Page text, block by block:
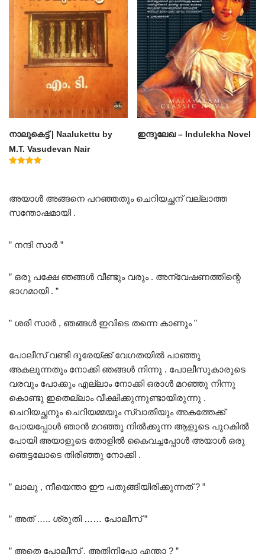
നാലുകെട്ട് | Naalukettu by
M.T. Vasudevan Nair
ഇന്ദുലേഖ – Indulekha Novel
അയാൾ അങ്ങനെ പറഞ്ഞതും ചെറിയച്ഛന് വല്ലാത്ത
സന്തോഷമായി .
” നന്ദി സാർ ”
” ഒരു പക്ഷേ ഞങ്ങൾ വീണ്ടും വരും . അന്വേഷണത്തിന്റെ
ഭാഗമായി . ”
” ശരി സാർ , ഞങ്ങൾ ഇവിടെ തന്നെ കാണും ”
പോലീസ് വണ്ടി ദൂരേയ്ക്ക് വേഗതയിൽ പാഞ്ഞു
അകലുന്നതും നോക്കി ഞങ്ങൾ നിന്നു . പോലീസുകാരുടെ
വരവും പോക്കും എല്ലാം നോക്കി ഒരാൾ മറഞ്ഞു നിന്നു
കൊണ്ടു ഇതെല്ലാം വീക്ഷിക്കുന്നുണ്ടായിരുന്നു .
ചെറിയച്ഛനും ചെറിയമ്മയും സ്വാതിയും അകത്തേക്ക്
പോയപ്പോൾ ഞാൻ മറഞ്ഞു നിൽക്കുന്ന ആളുടെ പുറകിൽ
പോയി അയാളുടെ തോളിൽ കൈവച്ചപ്പോൾ അയാൾ ഒരു
ഞെട്ടലോടെ തിരിഞ്ഞു നോക്കി .
” ലാലു , നീയെന്താ ഈ പതുങ്ങിയിരിക്കുന്നത് ? ”
” അത് ….. ശ്രുതി …… പോലീസ് ”
” അതെ പോലീസ് , അതിനിപ്പോ എന്താ ? ”